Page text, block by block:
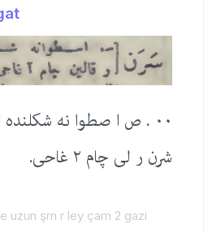
٠٠ . ص ا صطوا نه شكلنده اوزون
شرن ر لی چام ٢ غاحی.
uzun şrn r ley çam 2 gazi